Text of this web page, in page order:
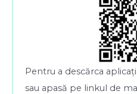
Pentru a descărca
sau apasă pe linkul de